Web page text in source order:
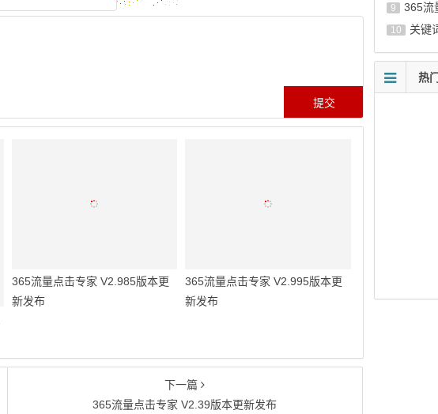
365流量点击专家 V2.985版本更
新发布
365流量点击专家 V2.995版本更
新发布
下一篇
365流量点击专家 V2.39版本更新发布
9 365流
10 关键
热